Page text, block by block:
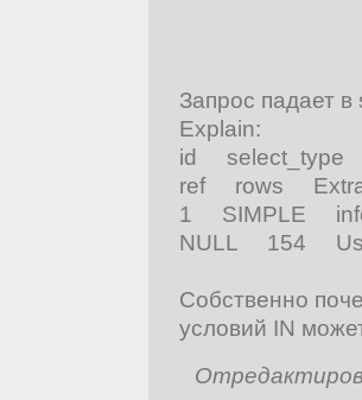
Запрос падает
Explain:
id
ref rows
1 SIMPLE
NULL 154
Собственно
условий IN